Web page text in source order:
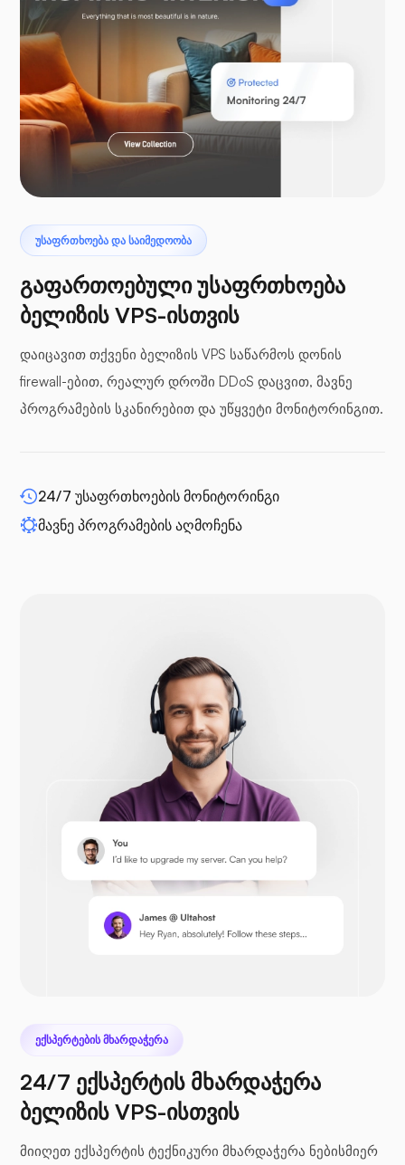
ლარაველი
პტეროდაქტილი
ბუფერული პანელები
WP-გაფართოება
Opencart
პრესტაშოპი
ზღვის ფაილი
ᲣᲡᲐᲤᲠᲗᲮᲝᲔᲑᲐ ᲓᲐ ᲡᲐᲘᲛᲔᲓᲝᲝᲑᲐ
გაფართოებული უსაფრთხოება
ბელიზის VPS-ისთვის
დაიცავით თქვენი ბელიზის VPS საწარმოს დონის
firewall-ებით, რეალურ დროში DDoS დაცვით, მავნე
პროგრამების სკანირებით და უწყვეტი მონიტორინგით.
24/7 უსაფრთხოების მონიტორინგი
მავნე პროგრამების აღმოჩენა
ᲔᲥᲡᲞᲔᲠᲢᲔᲑᲘᲡ ᲛᲮᲐᲠᲓᲐᲭᲔᲠᲐ
24/7 ექსპერტის მხარდაჭერა
ბელიზის VPS-ისთვის
მიიღეთ ექსპერტის ტექნიკური მხარდაჭერა ნებისმიერ